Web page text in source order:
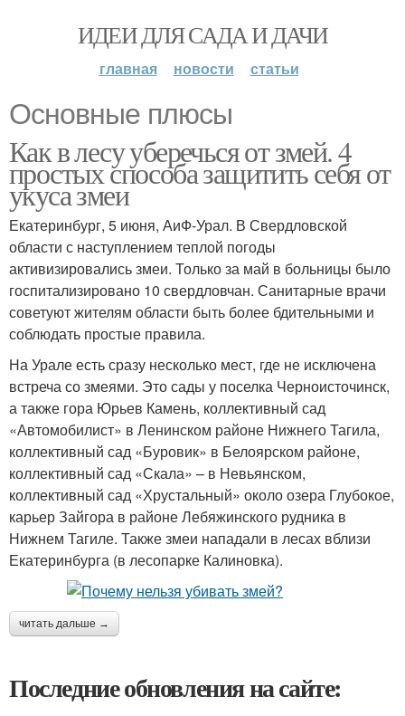
ИДЕИ ДЛЯ САДА И ДАЧИ
главная новости статьи
Основные плюсы
Как в лесу уберечься от змей. 4
простых способа защитить себя от
укуса змеи
Екатеринбург, 5 июня, АиФ-Урал. В Свердловской
области с наступлением теплой погоды
активизировались змеи. Только за май в больницы было
госпитализировано 10 свердловчан. Санитарные врачи
советуют жителям области быть более бдительными и
соблюдать простые правила.
На Урале есть сразу несколько мест, где не исключена
встреча со змеями. Это сады у поселка Черноисточинск,
а также гора Юрьев Камень, коллективный сад
«Автомобилист» в Ленинском районе Нижнего Тагила,
коллективный сад «Буровик» в Белоярском районе,
коллективный сад «Скала» – в Невьянском,
коллективный сад «Хрустальный» около озера Глубокое,
карьер Зайгора в районе Лебяжинского рудника в
Нижнем Тагиле. Также змеи нападали в лесах вблизи
Екатеринбурга (в лесопарке Калиновка).
читать дальше →
Последние обновления на сайте: